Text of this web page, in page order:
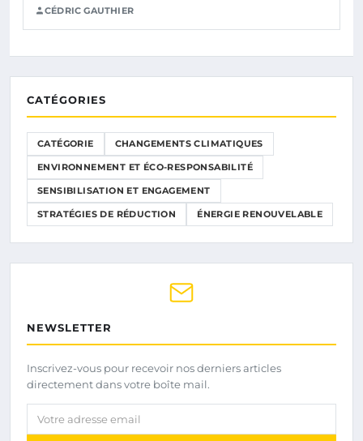
CÉDRIC GAUTHIER
CATÉGORIES
CATÉGORIE CHANGEMENTS CLIMATIQUES
ENVIRONNEMENT ET ÉCO-RESPONSABILITÉ
SENSIBILISATION ET ENGAGEMENT
STRATÉGIES DE RÉDUCTION ÉNERGIE RENOUVELABLE
NEWSLETTER
Inscrivez-vous pour recevoir nos derniers articles
directement dans votre boîte mail.
Votre adresse email